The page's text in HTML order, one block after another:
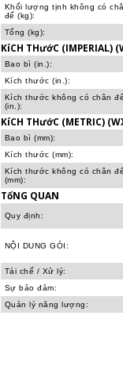
Khối lượng tịnh không có
đế (kg):
Tổng (kg):
KíCH THướC (IMPERIAL)
Bao bì (in.):
Kích thước (in.):
Kích thước không có chân đế
(in.):
KíCH THướC (METRIC)
Bao bì (mm):
Kích thước (mm):
Kích thước không có chân đế
(mm):
TổNG QUAN
Quy định:
NỘI DUNG GÓI:
Tái chế / Xử lý:
Sự bảo đảm:
Quản lý năng lượng: